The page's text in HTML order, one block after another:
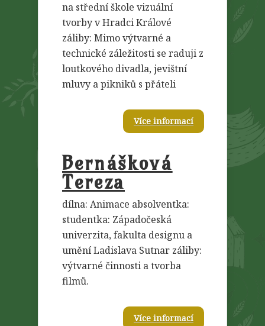
na střední škole vizuální
tvorby v Hradci Králové
záliby: Mimo výtvarné a
technické záležitosti se raduji z
loutkového divadla, jevištní
mluvy a pikniků s přáteli
Více informací
Bernášková
Tereza
dílna: Animace absolventka:
studentka: Západočeská
univerzita, fakulta designu a
umění Ladislava Sutnar záliby:
výtvarné činnosti a tvorba
filmů.
Více informací